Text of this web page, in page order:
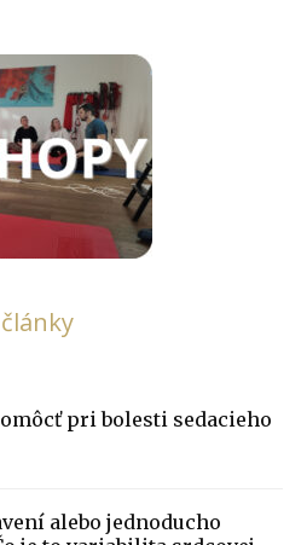
pri bolesti sedacieho
alebo jednoducho